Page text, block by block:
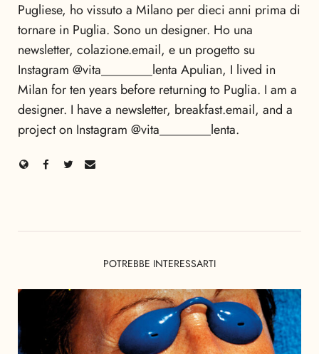
Pugliese, ho vissuto a Milano per dieci anni prima di
tornare in Puglia. Sono un designer. Ho una
newsletter, colazione.email, e un progetto su
Instagram @vita________lenta Apulian, I lived in
Milan for ten years before returning to Puglia. I am a
designer. I have a newsletter, breakfast.email, and a
project on Instagram @vita________lenta.
POTREBBE INTERESSARTI